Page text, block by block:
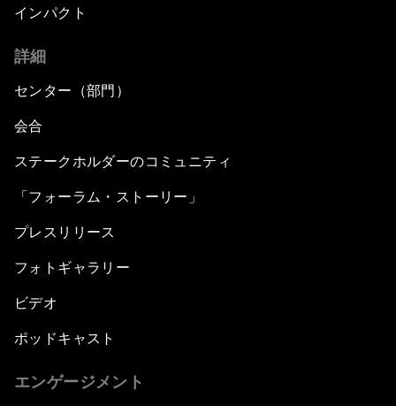
インパクト
詳細
センター（部門）
会合
ステークホルダーのコミュニティ
「フォーラム・ストーリー」
プレスリリース
フォトギャラリー
ビデオ
ポッドキャスト
エンゲージメント